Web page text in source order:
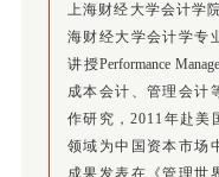
上海财经大学会计学
海财经大学会计学专
讲授Performance
成本会计、管理会计
作研究，2011年赴美
领域为中国资本市场
成果发表在《管理世